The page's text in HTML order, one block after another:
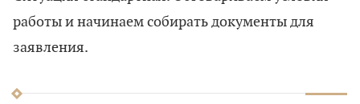
работы и начинаем собирать документы для
заявления.